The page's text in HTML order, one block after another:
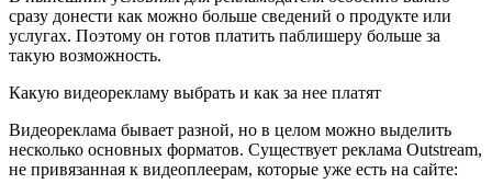
сразу донести как можно больше сведений о продукте или
услугах. Поэтому он готов платить паблишеру больше за
такую возможность.
Какую видеорекламу выбрать и как за нее платят
Видеореклама бывает разной, но в целом можно выделить
несколько основных форматов. Существует реклама Outstream,
не привязанная к видеоплеерам, которые уже есть на сайте: